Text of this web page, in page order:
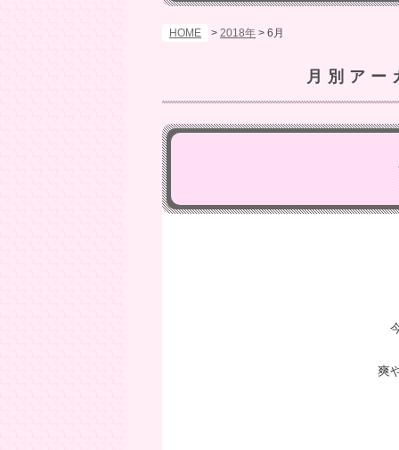
HOME > 2018年 > 6月
月別ア
爽